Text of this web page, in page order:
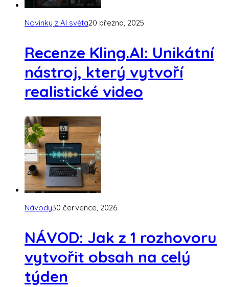
Novinky z AI světa20 března, 2025
Recenze Kling.AI: Unikátní
nástroj, který vytvoří
realistické video
Návody30 července, 2026
NÁVOD: Jak z 1 rozhovoru
vytvořit obsah na celý
týden